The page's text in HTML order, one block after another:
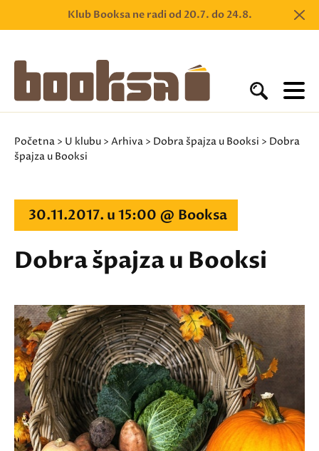
Klub Booksa ne radi od 20.7. do 24.8.
Početna > U klubu > Arhiva > Dobra špajza u Booksi > Dobra
špajza u Booksi
30.11.2017. u 15:00 @ Booksa
Dobra špajza u Booksi